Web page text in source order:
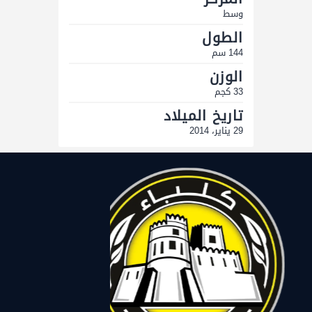
وسط
الطول
144 سم
الوزن
33 كجم
تاريخ الميلاد
29 يناير، 2014